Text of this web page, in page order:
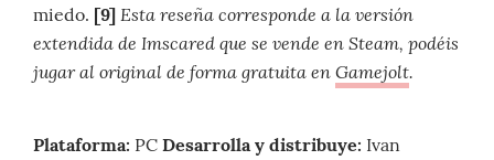
miedo. [9] Esta reseña corresponde a la versión
extendida de Imscared que se vende en Steam, podéis
jugar al original de forma gratuita enGamejolt.
Plataforma: PC Desarrolla y distribuye: Ivan